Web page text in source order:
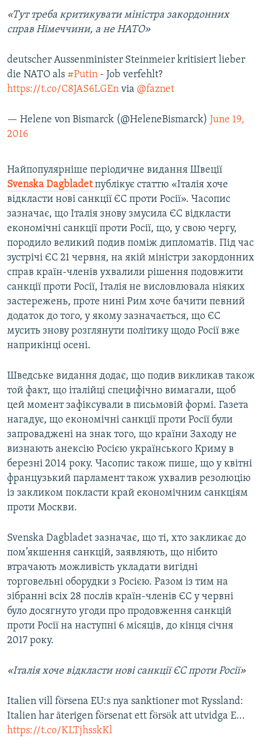
«Тут треба критикувати міністра закордонних
справ Німеччини, а не НАТО»
deutscher Aussenminister Steinmeier kritisiert lieber
die NATO als #Putin - Job verfehlt?
https://t.co/C8JAS6LGEn via @faznet
— Helene von Bismarck (@HeleneBismarck) June 19,
2016
Найпопулярніше періодичне видання Швеції
Svenska Dagbladetпублікує статтю «Італія хоче
відкласти нові санкції ЄС проти Росії». Часопис
зазначає, що Італія знову змусила ЄС відкласти
економічні санкції проти Росії, що, у свою чергу,
породило великий подив поміж дипломатів. Під час
зустрічі ЄС 21 червня, на якій міністри закордонних
справ країн-членів ухвалили рішення подовжити
санкції проти Росії, Італія не висловлювала ніяких
застережень, проте нині Рим хоче бачити певний
додаток до того, у якому зазначається, що ЄС
мусить знову розглянути політику щодо Росії вже
наприкінці осені.
Шведське видання додає, що подив викликав також
той факт, що італійці специфічно вимагали, щоб
цей момент зафіксували в письмовій формі. Газета
нагадує, що економічні санкції проти Росії були
запроваджені на знак того, що країни Заходу не
визнають анексію Росією українського Криму в
березні 2014 року. Часопис також пише, що у квітні
французький парламент також ухвалив резолюцію
із закликом покласти край економічним санкціям
проти Москви.
Svenska Dagbladet зазначає, що ті, хто закликає до
пом’якшення санкцій, заявляють, що нібито
втрачають можливість укладати вигідні
торговельні оборудки з Росією. Разом із тим на
зібранні всіх 28 послів країн-членів ЄС у червні
було досягнуто угоди про продовження санкцій
проти Росії на наступні 6 місяців, до кінця січня
2017 року.
«Італія хоче відкласти нові санкції ЄС проти Росії»
Italien vill försena EU:s nya sanktioner mot Ryssland:
Italien har återigen försenat ett försök att utvidga E...
https://t.co/KLTjhsskKl